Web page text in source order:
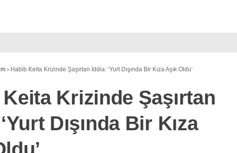
› Habib Keita Krizinde Şaşırtan İddia: ‘Yurt Dışında Bir Kıza Aşık Oldu’
Krizinde Şaşırtan
Dışında Bir Kıza